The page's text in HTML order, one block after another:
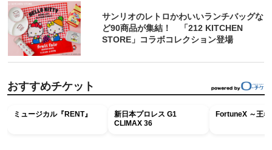
サンリオのレトロかわいいランチバッグな
ど90商品が集結！ 「212 KITCHEN
STORE」コラボコレクション登場
おすすめチケット
ミュージカル『RENT』
新日本プロレス G1
CLIMAX 36
FortuneX ～王